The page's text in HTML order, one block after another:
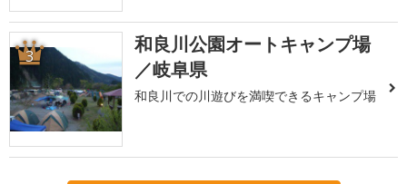
3
和良川公園オートキャンプ場
／岐阜県
和良川での川遊びを満喫できるキャンプ場